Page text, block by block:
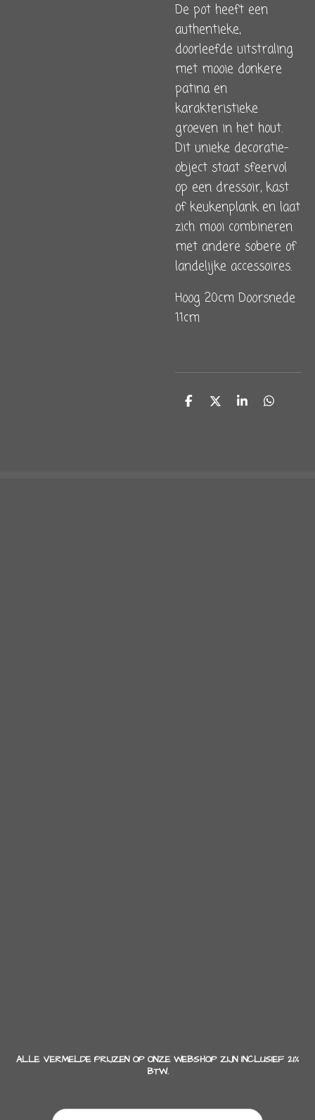
De pot heeft een
authentieke,
doorleefde uitstraling
met mooie donkere
patina en
karakteristieke
groeven in het hout.
Dit unieke decoratie-
object staat sfeervol
op een dressoir, kast
of keukenplank en laat
zich mooi combineren
met andere sobere of
landelijke accessoires.
Hoog 20cm Doorsnede
11cm
D D S D
ALLE VERMELDE PRIJZEN OP ONZE WEBSHOP ZIJN INCLUSIEF 21%
BTW.